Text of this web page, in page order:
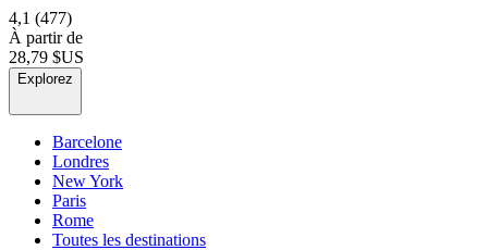
4,1 (477)
À partir de
28,79 $US
Explorez
Barcelone
Londres
New York
Paris
Rome
Toutes les destinations